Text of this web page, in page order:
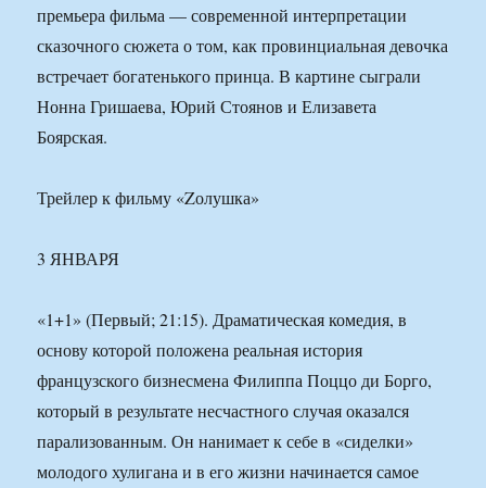
премьера фильма — современной интерпретации
сказочного сюжета о том, как провинциальная девочка
встречает богатенького принца. В картине сыграли
Нонна Гришаева, Юрий Стоянов и Елизавета
Боярская.
Трейлер к фильму «Zолушка»
3 ЯНВАРЯ
«1+1» (Первый; 21:15). Драматическая комедия, в
основу которой положена реальная история
французского бизнесмена Филиппа Поццо ди Борго,
который в результате несчастного случая оказался
парализованным. Он нанимает к себе в «сиделки»
молодого хулигана и в его жизни начинается самое